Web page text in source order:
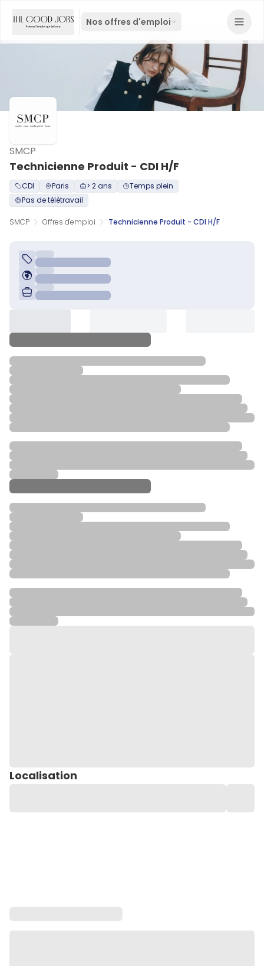
Nos offres d'emploi
Technicienne Produit - CDI H/F
SMCP
CDI Paris > 2 ans
Temps plein
Pas de télétravail
SMCP Offres d'emploi Technicienne Produit - CDI H/F
Localisation